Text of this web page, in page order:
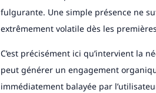
fulgurante. Une simple présence ne
extrêmement volatile dès les
C’est précisément ici qu’intervient la
peut générer un engagement
immédiatement balayée par